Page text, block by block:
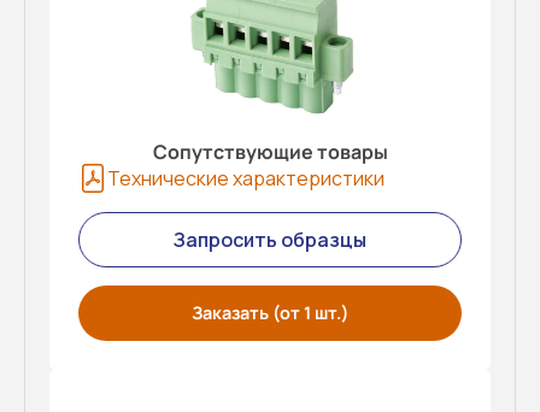
Сопутствующие товары
Технические характеристики
Запросить образцы
Заказать (от 1 шт.)